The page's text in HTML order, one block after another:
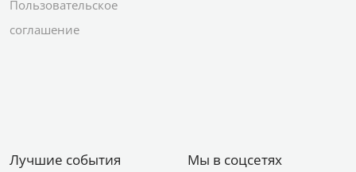
Пользовательское
соглашение
Лучшие события Мы в соцсетях